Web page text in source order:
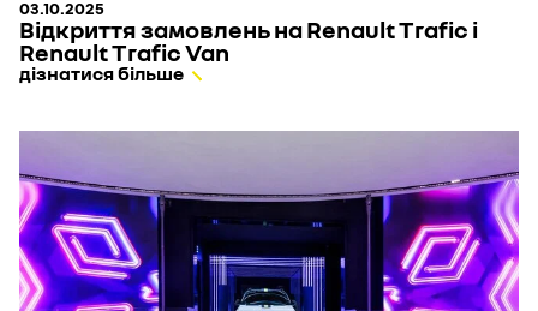
03.10.2025
Відкриття замовлень на Renault Trafic і
Renault Trafic Van
дізнатися більше